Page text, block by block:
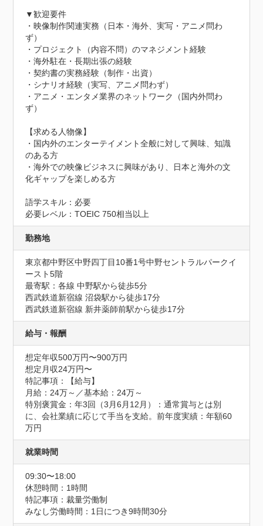
▼歓迎要件
・映像制作関連実務（日本・海外、実写・アニメ問わ
ず）
・プロジェクト（内容不問）のマネジメント経験
・海外駐在・長期出張の経験
・契約書の実務経験（制作・出資）
・シナリオ経験（実写、アニメ問わず）
・アニメ・エンタメ業界のネットワーク（国内外問わ
ず）
【求める人物像】
・国内外のエンターテイメント全般に対して興味、知識
のある方
・海外での映像ビジネスに興味があり、日本と海外の文
化ギャップを楽しめる方
語学スキル：必要
必要レベル：TOEIC 750相当以上
勤務地
東京都中野区中野四丁目10番1号中野セントラルパークイ
ースト5階
最寄駅：各線 中野駅から徒歩5分
西武鉄道新宿線 沼袋駅から徒歩17分
西武鉄道新宿線 新井薬師前駅から徒歩17分
給与・報酬
想定年収500万円〜900万円
想定月収24万円〜
特記事項：【給与】
月給：24万～／基本給：24万～
特別褒賞金：年3回（3月6月12月）：通常賞与とは別
に、会社業績に応じて手当を支給。前年度実績：年額60
万円
就業時間
09:30〜18:00
休憩時間：1時間
特記事項：裁量労働制
みなし労働時間：1日につき9時間30分